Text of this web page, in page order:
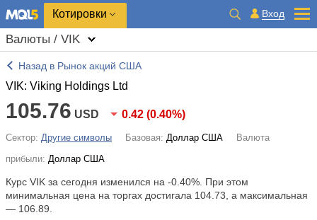
Котировки Вход
Валюты / VIK
Назад в Рынок акций США
VIK: Viking Holdings Ltd
105.76 USD 0.42 (0.40%)
Сектор: Другие символы Базовая: Доллар США
Валюта
прибыли: Доллар США
Курс VIK за сегодня изменился на -0.40% . При этом
минимальная цена на торгах достигала 104.73, а максимальная
— 106.89.